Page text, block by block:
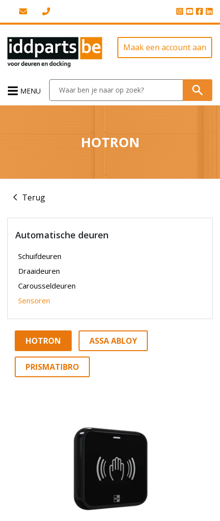
Maak een account aan
MENU
HOTRON
Terug
Automatische deuren
Schuifdeuren
Draaideuren
Carousseldeuren
Sensoren
HOTRON ASSA ABLOY
PRISMATIBRO